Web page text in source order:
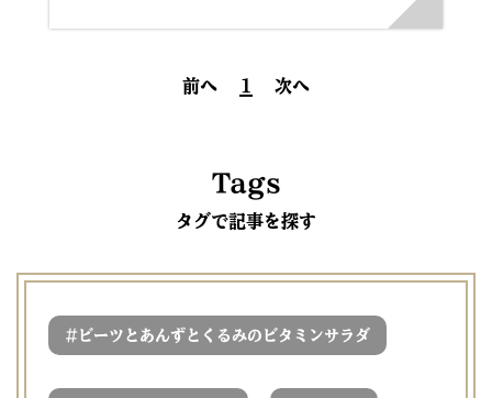
前へ 1 次へ
Tags
タグで記事を探す
# ビーツとあんずとくるみのビタミンサラダ